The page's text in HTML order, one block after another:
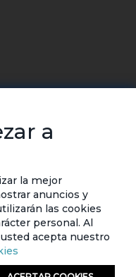
colecciones,
SUSCRIBIRSE
a
la mejor
anuncios y
las cookies
personal. Al
acepta nuestro